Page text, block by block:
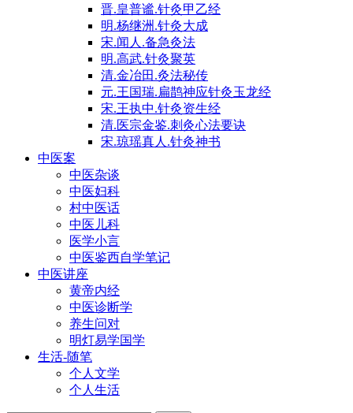
晋.皇普谧.针灸甲乙经
明.杨继洲.针灸大成
宋.闻人.备急灸法
明.高武.针灸聚英
清.金冶田.灸法秘传
元.王国瑞.扁鹊神应针灸玉龙经
宋.王执中.针灸资生经
清.医宗金鉴.刺灸心法要诀
宋.琼瑶真人.针灸神书
中医案
中医杂谈
中医妇科
村中医话
中医儿科
医学小言
中医鉴西自学笔记
中医讲座
黄帝内经
中医诊断学
养生问对
明灯易学国学
生活-随笔
个人文学
个人生活